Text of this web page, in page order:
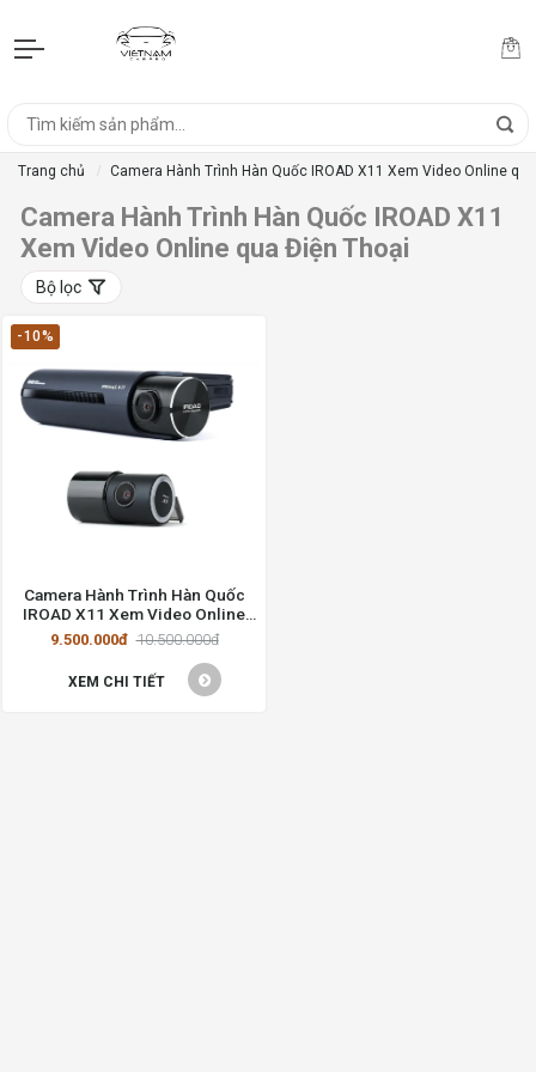
Trang chủ Camera Hành Trình Hàn Quốc IROAD X11 Xem Video Online
Camera Hành Trình Hàn Quốc IROAD X11
Xem Video Online qua Điện Thoại
Bộ lọc
-10%
Camera Hành Trình Hàn Quốc
IROAD X11 Xem Video Online
qua Điện Thoại
9.500.000đ 10.500.000đ
XEM CHI TIẾT